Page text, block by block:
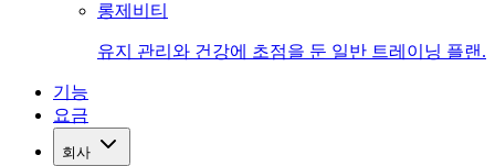
롱제비티
유지 관리와 건강에 초점을 둔 일반 트레이닝 플랜.
기능
요금
회사